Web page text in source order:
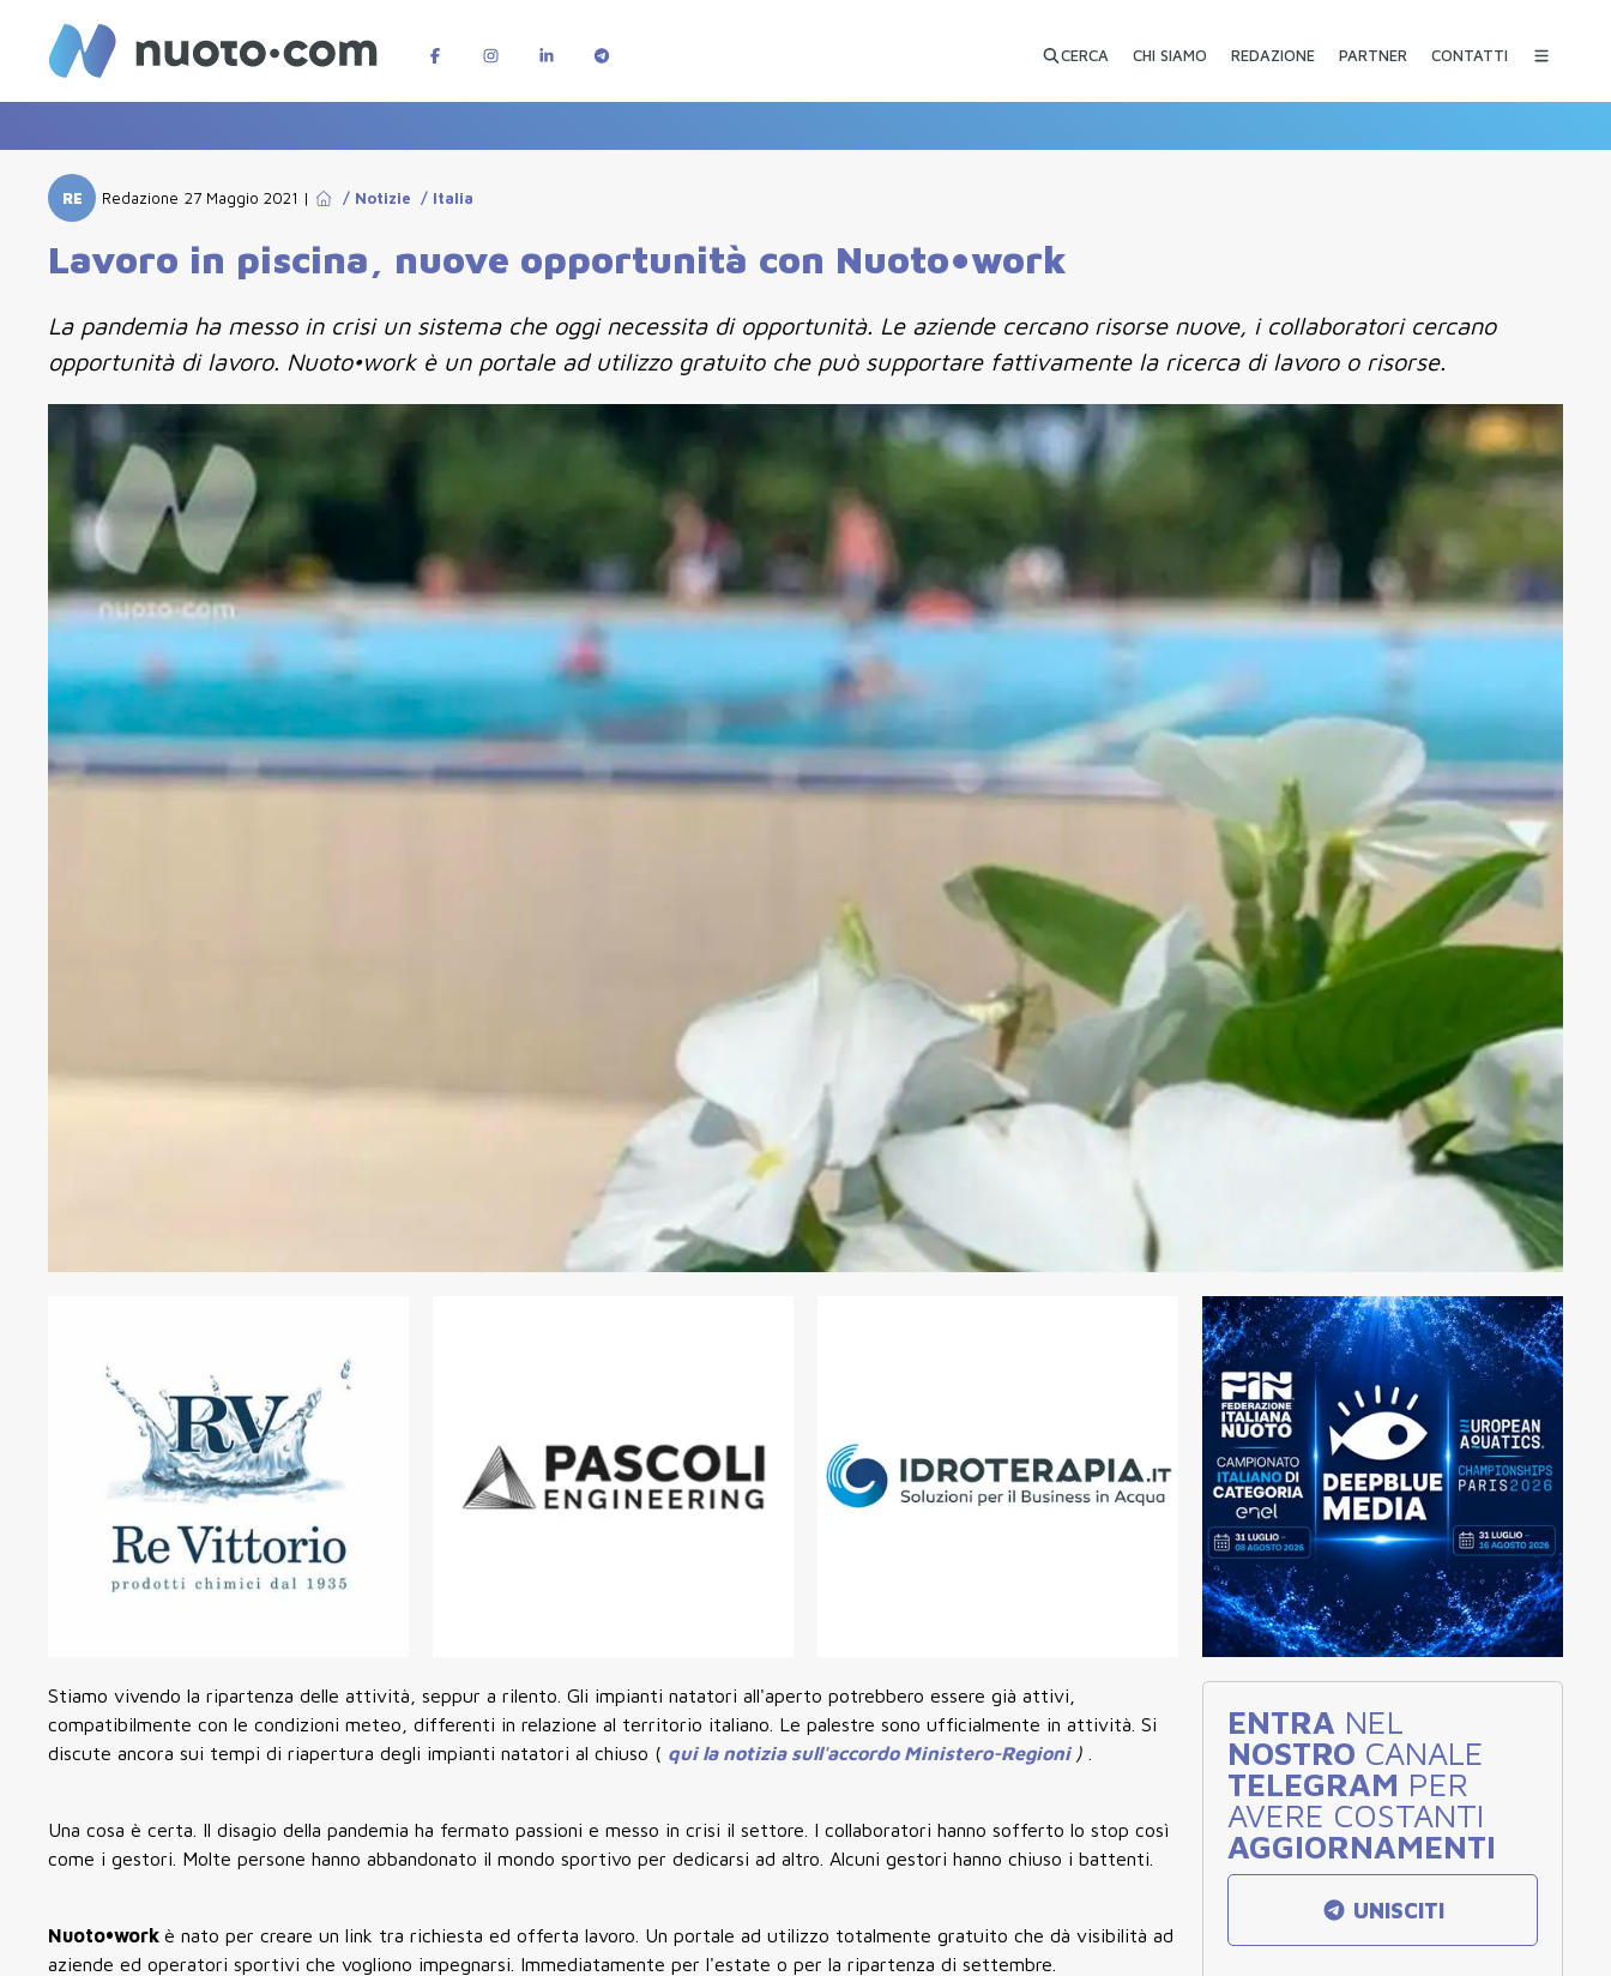
CERCA CHI SIAMO REDAZIONE PARTNER CONTATTI
RE Redazione 27 Maggio 2021 | / Notizie / Italia
Lavoro in piscina, nuove opportunità con Nuoto•work
La pandemia ha messo in crisi un sistema che oggi necessita di opportunità. Le aziende cercano risorse nuove, i collaboratori cercano
opportunità di lavoro. Nuoto•work è un portale ad utilizzo gratuito che può supportare fattivamente la ricerca di lavoro o risorse.
Stiamo vivendo la ripartenza delle attività, seppur a rilento. Gli impianti natatori all'aperto potrebbero essere già attivi,
compatibilmente con le condizioni meteo, differenti in relazione al territorio italiano. Le palestre sono ufficialmente in attività. Si
discute ancora sui tempi di riapertura degli impianti natatori al chiuso ( qui la notizia sull'accordo Ministero-Regioni )
Una cosa è certa. Il disagio della pandemia ha fermato passioni e messo in crisi il settore. I collaboratori hanno sofferto lo stop così
come i gestori. Molte persone hanno abbandonato il mondo sportivo per dedicarsi ad altro. Alcuni gestori hanno chiuso i battenti.
Nuoto•work è nato per creare un link tra richiesta ed offerta lavoro. Un portale ad utilizzo totalmente gratuito che dà visibilità ad
aziende ed operatori sportivi che vogliono impegnarsi. Immediatamente per l'estate o per la ripartenza di settembre.
ENTRA NEL
NOSTRO CANALE
TELEGRAM PER
AVERE COSTANTI
AGGIORNAMENTI
UNISCITI